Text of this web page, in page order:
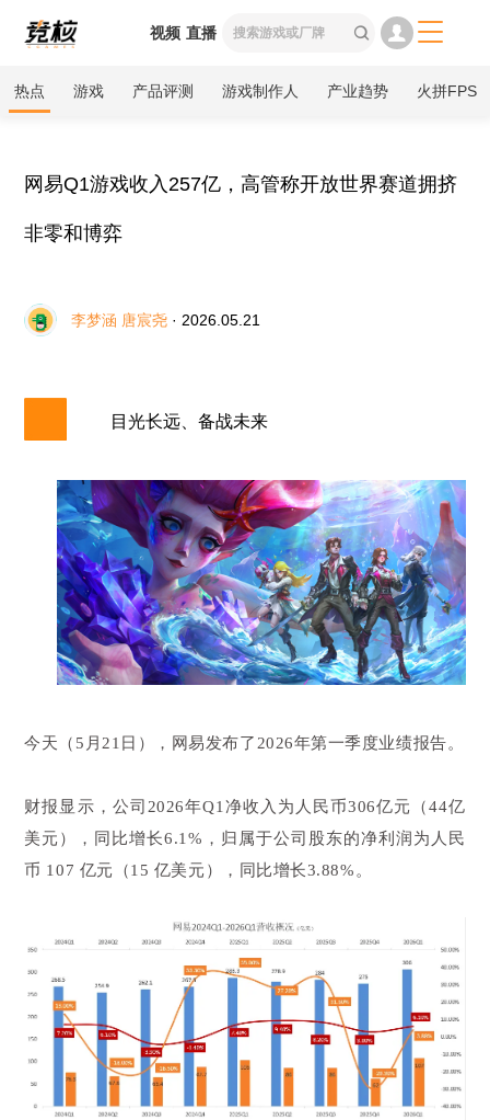
视频 直播  
热点 游戏 产品评测 游戏制作人 产业趋势 火拼FPS
网易Q1游戏收入257亿，高管称开放世界赛道拥挤
非零和博弈
李梦涵 唐宸尧 · 2026.05.21
目光长远、备战未来
今天（5月21日），网易发布了2026年第一季度业绩报告。
财报显示，公司2026年Q1净收入为人民币306亿元（44亿
美元），同比增长6.1%，归属于公司股东的净利润为人民
币 107 亿元（15 亿美元），同比增长3.88%。